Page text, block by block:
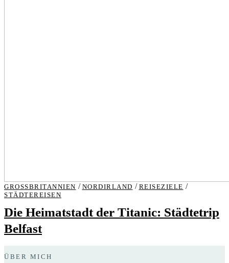
GROSSBRITANNIEN / NORDIRLAND / REISEZIELE /
STÄDTEREISEN
Die Heimatstadt der Titanic: Städtetrip
Belfast
ÜBER MICH